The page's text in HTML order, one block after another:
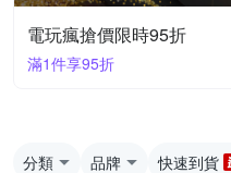
電玩瘋搶價限時95折
滿1件享95折
分類 品牌 快速到貨